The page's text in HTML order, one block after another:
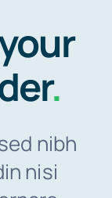
.
nibh
nisi